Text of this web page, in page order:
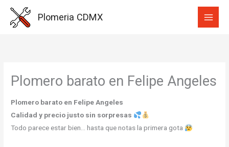
Plomeria CDMX
Plomero barato en Felipe Angeles
Plomero barato en Felipe Angeles
Calidad y precio justo sin sorpresas
Todo parece estar bien… hasta que notas la primera gota